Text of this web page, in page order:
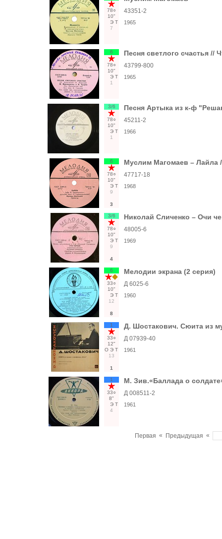
78○
10"
Э Т
7
43351-2
1965
6
78○
10"
Э Т
1
Песня светлого счастья //
43799-800
1965
3/6
78○
10"
Э Т
1
Песня Артыка из к-ф
45211-2
1966
6
78○
10"
Э Т
9
3
Муслим Магомаев – Лайла
47717-18
1968
3/6
78○
10"
Э Т
9
4
Николай Сличенко – Очи
48005-6
1969
6
33○
10"
Э Т
12
8
Мелодии экрана (2 серия)
Д 6025-6
1960
1
33○
12"
О Э Т
13
1
Д. Шостакович. Сюита из
Д 07939-40
1961
1
33○
8"
Э Т
4
М. Зив.«Баллада о
Д 008511-2
1961
Первая « Предыдущая «